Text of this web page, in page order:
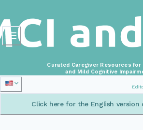
Curated Caregiver Resources for
and Mild Cognitive
Click here for the English